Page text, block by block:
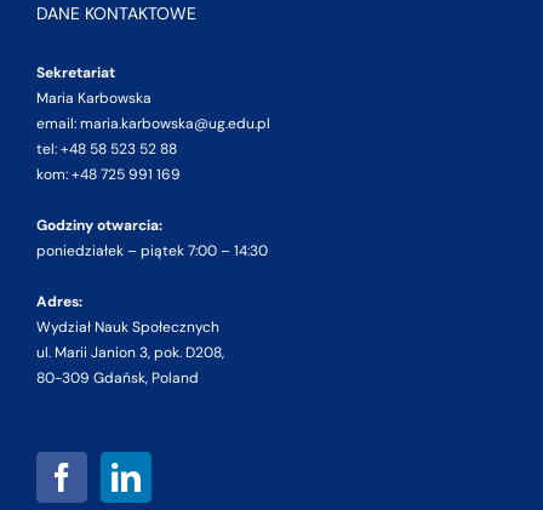
DANE KONTAKTOWE
Sekretariat
Maria Karbowska
email: maria.karbowska@ug.edu.pl
tel: +48 58 523 52 88
kom: +48 725 991 169
Godziny otwarcia:
poniedziałek – piątek 7:00 – 14:30
Adres:
Wydział Nauk Społecznych
ul. Marii Janion 3, pok. D208,
80-309 Gdańsk, Poland